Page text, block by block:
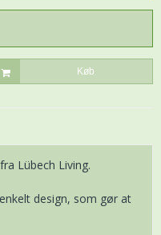
Køb
Lübech Living.
design, som gør at